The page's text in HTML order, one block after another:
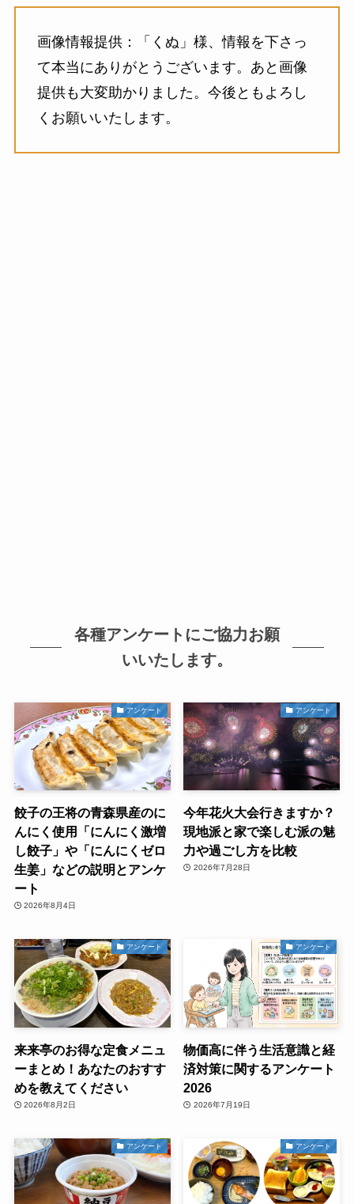
画像情報提供：「くぬ」様、情報を下さっ
て本当にありがとうございます。あと画像
提供も大変助かりました。今後ともよろし
くお願いいたします。
各種アンケートにご協力お願
いいたします。
アンケート
餃子の王将の青森県産のに
んにく使用「にんにく激増
し餃子」や「にんにくゼロ
生姜」などの説明とアンケ
ート
2026年8月4日
アンケート
今年花火大会行きますか？
現地派と家で楽しむ派の魅
力や過ごし方を比較
2026年7月28日
アンケート
来来亭のお得な定食メニュ
ーまとめ！あなたのおすす
めを教えてください
2026年8月2日
アンケート
物価高に伴う生活意識と経
済対策に関するアンケート
2026
2026年7月19日
アンケート アンケート